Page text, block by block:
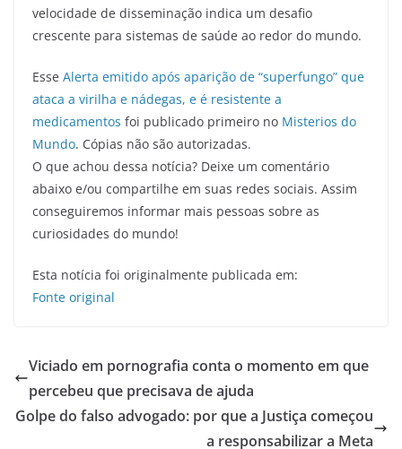
velocidade de disseminação indica um desafio
crescente para sistemas de saúde ao redor do mundo.
Esse Alerta emitido após aparição de “superfungo” que
ataca a virilha e nádegas, e é resistente a
medicamentos foi publicado primeiro no Misterios do
Mundo. Cópias não são autorizadas.
O que achou dessa notícia? Deixe um comentário
abaixo e/ou compartilhe em suas redes sociais. Assim
conseguiremos informar mais pessoas sobre as
curiosidades do mundo!
Esta notícia foi originalmente publicada em:
Fonte original
Viciado em pornografia conta o momento em que
percebeu que precisava de ajuda
Golpe do falso advogado: por que a Justiça começou
a responsabilizar a Meta